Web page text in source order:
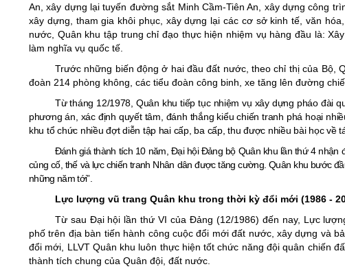
An, xây dựng lại tuyến đường sắt Minh Cầm-Tiên An, xây dựng công
xây dựng, tham gia khôi phục, xây dựng lại các cơ sở kinh tế, văn
nước, Quân khu tập trung chỉ đạo thực hiện nhiệm vụ hàng đầu là:
làm nghĩa vụ quốc tế.
Trước những biến động ở hai đầu đất nước, theo chỉ thị của Bộ,
đoàn 214 phòng không, các tiểu đoàn công binh, xe tăng lên đường
Từ tháng 12/1978, Quân khu tiếp tục nhiệm vụ xây dựng pháo đài
phương án, xác định quyết tâm, đánh thắng kiểu chiến tranh phá hoại
khu tổ chức nhiều đợt diễn tập hai cấp, ba cấp, thu được nhiều bài học về
Đánh giá thành tích 10 năm, Đại hội Đảng bộ Quân khu lần thứ 4 nhận
củng cố, thế và lực chiến tranh Nhân dân được tăng cường. Quân khu bước
những năm tới”.
Lực lượng vũ trang Quân khu trong thời kỳ đổi mới (1986 -
Từ sau Đại hội lần thứ VI của Đảng (12/1986) đến nay, Lực
phố trên địa bàn tiến hành công cuộc đổi mới đất nước, xây dựng và
đổi mới, LLVT Quân khu luôn thực hiện tốt chức năng đội quân chiến
thành tích chung của Quân đội, đất nước.